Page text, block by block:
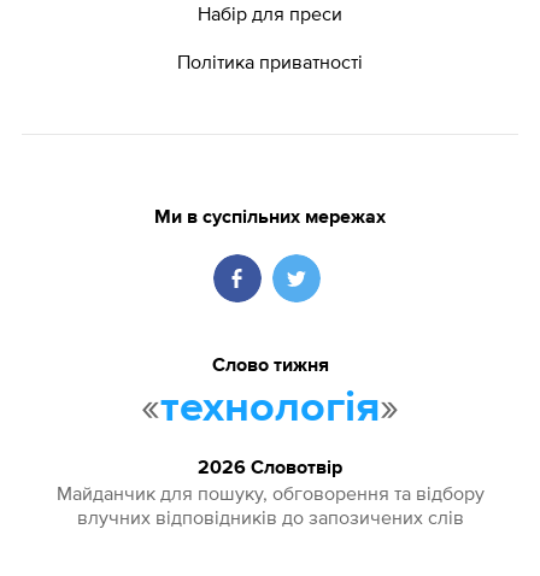
Набір для преси
Політика приватності
Ми в суспільних мережах
Слово тижня
«технологія»
2026 Словотвір
Майданчик для пошуку, обговорення та відбору
влучних відповідників до запозичених слів